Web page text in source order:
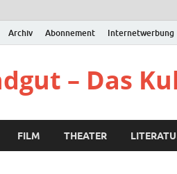
Archiv Abonnement Internetwerbung
– Das
FILM THEATER